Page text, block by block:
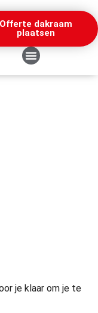
Offerte dakraam
plaatsen
je klaar om je te